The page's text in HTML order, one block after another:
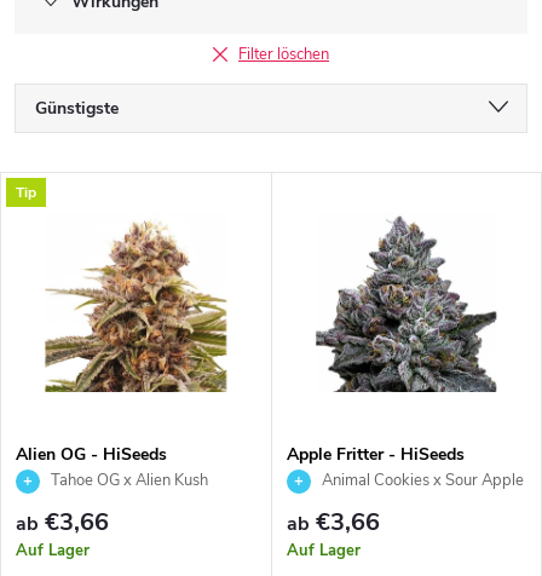
Filter löschen
P
r
t
s
Günstigste
Meistverkauft
Alphabetisch
L
e
d
Tip
Alien OG - HiSeeds
Tahoe OG x Alien Kush
ab €3,66
Auf Lager
Apple Fritter - HiSeeds
Animal Cookies x Sour Apple
ab €3,66
Auf Lager